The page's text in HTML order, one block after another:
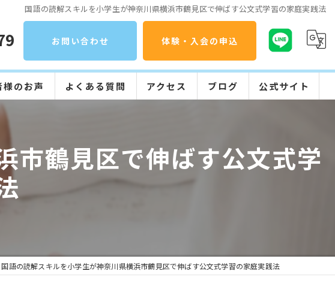
国語の読解スキルを小学生が神奈川県横浜市鶴見区で伸ばす公文式学習の家庭実践法
お問い合わせ 体験・入会の申込
のお声 よくある質問 アクセス ブログ 公式サイト
入会までの流れ
市鶴見区で伸ばす公文式学
国語の読解スキルを小学生が神奈川県横浜市鶴見区で伸ばす公文式学習の家庭実践法